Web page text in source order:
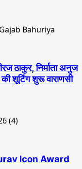
ठाकुर, निर्माता अनुज
शूटिंग शुरू वाराणसी
Icon Award